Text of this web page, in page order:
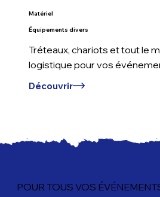
Matériel
Équipements divers
Tréteaux, chariots et tout le
logistique pour vos
Découvrir
POUR TOUS VOS